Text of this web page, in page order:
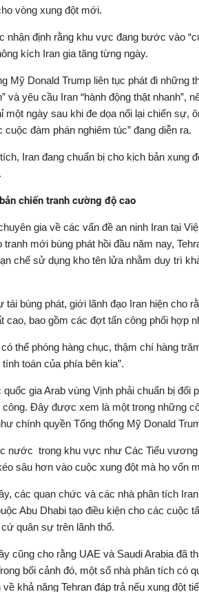
vòng xung đột mới.
nhận định rằng khu vực đang bước vào
kích Iran gia tăng từng ngày.
Mỹ Donald Trump liên tục phát đi những
và yêu cầu Iran “hành động thật nhanh”,
một ngày sau khi đe dọa nối lại chiến sự,
đàm phán nghiêm túc” đang diễn ra.
Iran đang chuẩn bị cho kịch bản xung
chiến tranh cường độ cao
gia về các vấn đề an ninh Iran tại
tranh mới bùng phát hồi đầu năm nay,
chế sử dụng kho tên lửa nhằm duy trì
tái bùng phát, giới lãnh đạo Iran hiện cho
cao, bao gồm các đợt tấn công phối hợp
thể phóng hàng chục, thậm chí hàng
toán của phía bên kia”.
quốc gia Arab vùng Vịnh phải chuẩn bị
công. Đây được xem là một trong những
chính quyền Tổng thống Mỹ Donald
nước trong khu vực như Các Tiểu
sâu hơn vào cuộc xung đột mà họ vốn
các quan chức và các nhà phân tích
Abu Dhabi tạo điều kiện cho các cuộc
quân sự trên lãnh thổ.
cũng cho rằng UAE và Saudi Arabia đã
bối cảnh đó, một số nhà phân tích có
khả năng Tehran đáp trả nếu xung đột